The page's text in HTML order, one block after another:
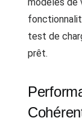
test de
prêt.